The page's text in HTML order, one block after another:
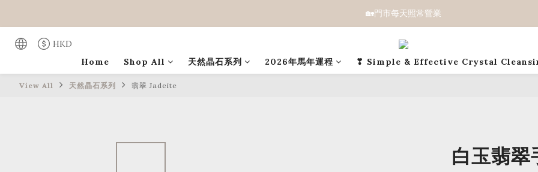
🏡門市每天照常營業
HKD
Home
Shop All 天然晶石系列 2026年馬年運程 ❣ Simple & Effective Crystal
View All 天然晶石系列 翡翠 Jadeite
白玉翡